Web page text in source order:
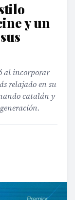
y un
al incorporar
relajado en su
catalán y